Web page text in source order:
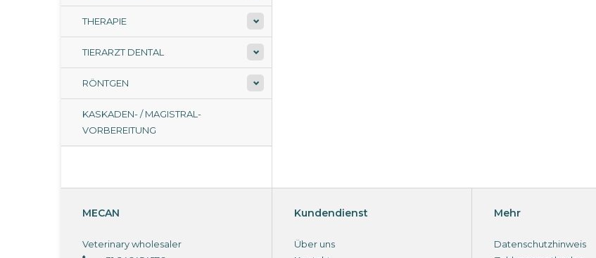
THERAPIE
TIERARZT DENTAL
RÖNTGEN
KASKADEN- / MAGISTRAL-
VORBEREITUNG
MECAN
Veterinary wholesaler
Kundendienst
Über uns
Mehr
Datenschutzhinweis